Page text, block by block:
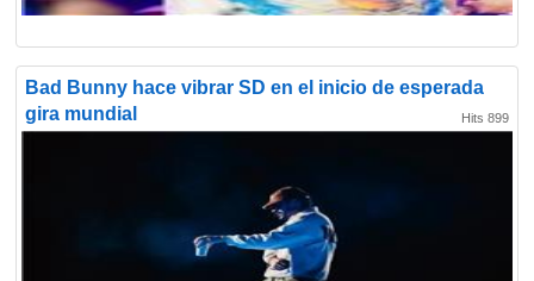
Bad Bunny hace vibrar SD en el inicio de esperada
gira mundial
Hits 899